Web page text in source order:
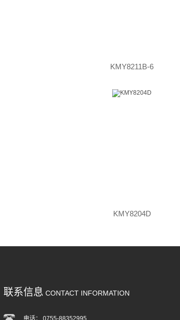
KMY8211B-6
KMY8204D
联系信息 CONTACT INFORMATION
电话： 0755-88352995